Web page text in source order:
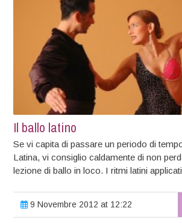
Il ballo latino
Se vi capita di passare un periodo di
Latina, vi consiglio caldamente di non
lezione di ballo in loco. I ritmi latini
9 Novembre 2012 at 12:22